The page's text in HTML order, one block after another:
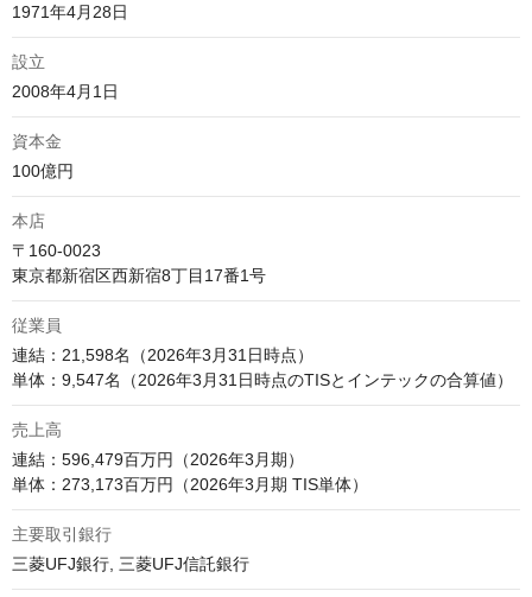
1971年4月28日
設立
2008年4月1日
資本金
100億円
本店
〒160-0023
東京都新宿区西新宿8丁目17番1号
従業員
連結：21,598名（2026年3月31日時点）
単体：9,547名（2026年3月31日時点のTISとインテックの合算値）
売上高
連結：596,479百万円（2026年3月期）
単体：273,173百万円（2026年3月期 TIS単体）
主要取引銀行
三菱UFJ銀行, 三菱UFJ信託銀行